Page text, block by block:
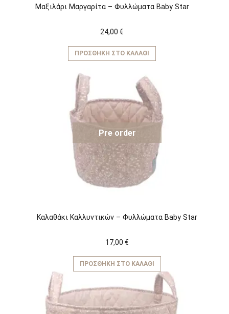
Μαξιλάρι Μαργαρίτα – Φυλλώματα Baby Star
24,00 €
ΠΡΟΣΘΉΚΗ ΣΤΟ ΚΑΛΆΘΙ
Pre order
Kαλαθάκι Καλλυντικών – Φυλλώματα Baby Star
17,00 €
ΠΡΟΣΘΉΚΗ ΣΤΟ ΚΑΛΆΘΙ